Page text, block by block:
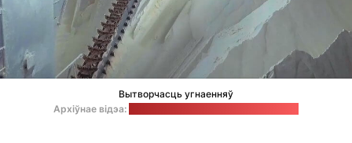
Вытворчасць угнаенняў
Архіўнае відэа: